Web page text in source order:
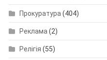
Прокуратура (404)
Реклама (2)
Релігія (55)